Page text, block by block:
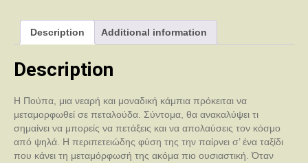
Description Additional information
Description
Η Πούπα, μια νεαρή και μοναδική κάμπια πρόκειται να
μεταμορφωθεί σε πεταλούδα. Σύντομα, θα ανακαλύψει τι
σημαίνει να μπορείς να πετάξεις και να απολαύσεις τον κόσμο
από ψηλά. Η περιπετειώδης φύση της την παίρνει σ’ ένα ταξίδι
που κάνει τη μεταμόρφωσή της ακόμα πιο ουσιαστική. Όταν